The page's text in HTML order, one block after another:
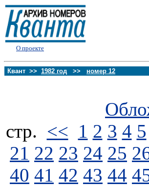
О проекте
Квант >> 1982 год >> номер 12
стp. << 1 2 3 4 5
21 22 23 24 25
40 41 42 43 44